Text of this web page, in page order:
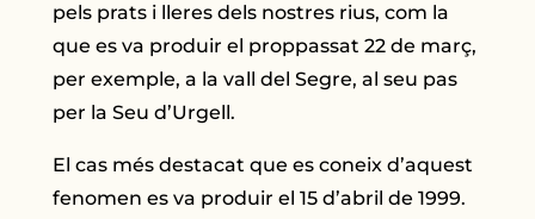
pels prats i lleres dels nostres rius, com la
que es va produir el proppassat 22 de març,
per exemple, a la vall del Segre, al seu pas
per la Seu d’Urgell.
El cas més destacat que es coneix d’aquest
fenomen es va produir el 15 d’abril de 1999.